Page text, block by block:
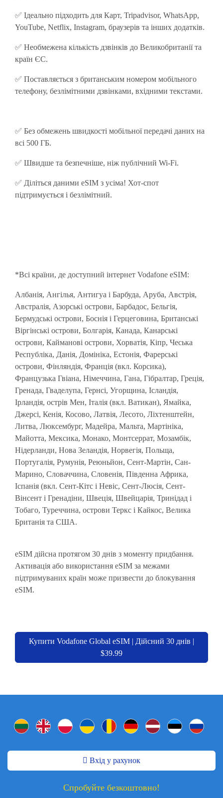
✅ Ідеально підходить для Карт, Tripadvisor, WhatsApp,
YouTube, Netflix, Instagram, браузерів та інших додатків.
✅ Необмежена кількість дзвінків до Великобританії та
країн ЄС.
✅ Поставляється з британським номером мобільного
телефону, безлімітними дзвінками, вхідними текстами.
✅ Без обмежень швидкості мобільної передачі даних на
всі 500 ГБ.
✅ Швидше та безпечніше, ніж публічний Wi-Fi.
✅ Діліться даними eSIM з усіма! Хот-спот
підтримується і безлімітний.
*Всі країни, де доступний інтернет Vodafone eSIM:
Албанія, Ангілья, Антигуа і Барбуда, Аруба, Австрія,
Австралія, Азорські острови, Барбадос, Бельгія,
Бермудські острови, Боснія і Герцеговина, Британські
Віргінські острови, Болгарія, Канада, Канарські
острови, Кайманові острови, Хорватія, Кіпр, Чеська
Республіка, Данія, Домініка, Естонія, Фарерські
острови, Фінляндія, Франція (вкл. Корсика),
Французька Гвіана, Німеччина, Гана, Гібралтар, Греція,
Гренада, Гваделупа, Гернсі, Угорщина, Ісландія,
Ірландія, острів Мен, Італія (вкл. Ватикан), Ямайка,
Джерсі, Кенія, Косово, Латвія, Лесото, Ліхтенштейн,
Литва, Люксембург, Мадейра, Мальта, Мартініка,
Майотта, Мексика, Монако, Монтсеррат, Мозамбік,
Нідерланди, Нова Зеландія, Норвегія, Польща,
Португалія, Румунія, Реюньйон, Сент-Мартін, Сан-
Марино, Словаччина, Словенія, Південна Африка,
Іспанія (вкл. Сент-Кітс і Невіс, Сент-Люсія, Сент-
Вінсент і Гренадіни, Швеція, Швейцарія, Тринідад і
Тобаго, Туреччина, острови Теркс і Кайкос, Велика
Британія та США.
eSIM дійсна протягом 30 днів з моменту придбання.
Активація або використання eSIM за межами
підтримуваних країн може призвести до блокування
eSIM.
Купити Vodafone Global eSIM | Дійсний 30 днів |
$39.99
Вхід у рахунок
Спробуйте безкоштовно!